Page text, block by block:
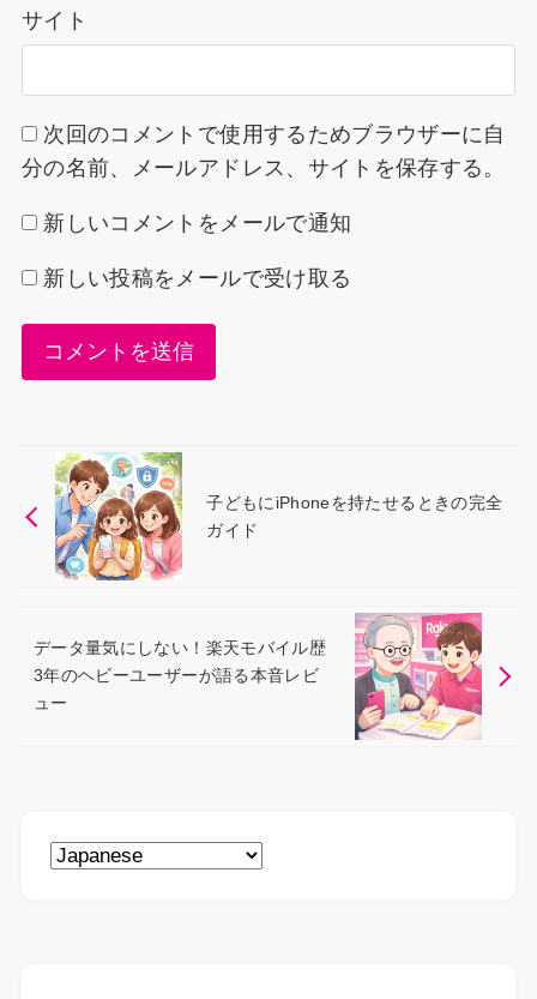
サイト
次回のコメントで使用するためブラウザーに自
分の名前、メールアドレス、サイトを保存する。
新しいコメントをメールで通知
新しい投稿をメールで受け取る
子どもにiPhoneを持たせるときの完全
ガイド
データ量気にしない！楽天モバイル歴
3年のヘビーユーザーが語る本音レビ
ュー